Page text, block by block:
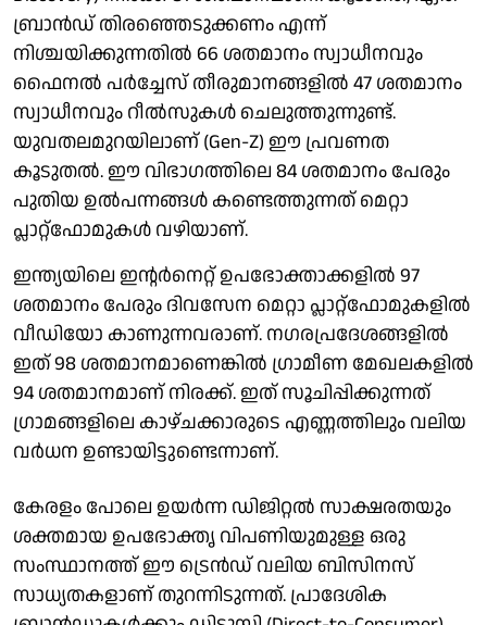
ബ്രാന്‍ഡ് തിരഞ്ഞെടുക്കണം എന്ന്
നിശ്ചയിക്കുന്നതില്‍ 66 ശതമാനം സ്വാധീനവും
ഫൈനല്‍ പര്‍ച്ചേസ് തീരുമാനങ്ങളില്‍ 47 ശതമാനം
സ്വാധീനവും റീല്‍സുകള്‍ ചെലുത്തുന്നുണ്ട്.
യുവതലമുറയിലാണ് (Gen-Z) ഈ പ്രവണത
കൂടുതല്‍. ഈ വിഭാഗത്തിലെ 84 ശതമാനം പേരും
പുതിയ ഉല്‍പന്നങ്ങള്‍ കണ്ടെത്തുന്നത് മെറ്റാ
പ്ലാറ്റ്ഫോമുകള്‍ വഴിയാണ്.
ഇന്ത്യയിലെ ഇന്റര്‍നെറ്റ് ഉപഭോക്താക്കളില്‍ 97
ശതമാനം പേരും ദിവസേന മെറ്റാ പ്ലാറ്റ്ഫോമുകളില്‍
വീഡിയോ കാണുന്നവരാണ്. നഗരപ്രദേശങ്ങളില്‍
ഇത് 98 ശതമാനമാണെങ്കില്‍ ഗ്രാമീണ മേഖലകളില്‍
94 ശതമാനമാണ് നിരക്ക്. ഇത് സൂചിപ്പിക്കുന്നത്
ഗ്രാമങ്ങളിലെ കാഴ്ചക്കാരുടെ എണ്ണത്തിലും വലിയ
വര്‍ധന ഉണ്ടായിട്ടുണ്ടെന്നാണ്.
കേരളം പോലെ ഉയര്‍ന്ന ഡിജിറ്റല്‍ സാക്ഷരതയും
ശക്തമായ ഉപഭോക്തൃ വിപണിയുമുള്ള ഒരു
സംസ്ഥാനത്ത് ഈ ട്രെന്‍ഡ് വലിയ ബിസിനസ്
സാധ്യതകളാണ് തുറന്നിടുന്നത്. പ്രാദേശിക